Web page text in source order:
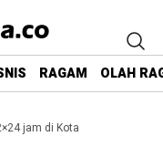
RAGAM OLAH
jam di Kota